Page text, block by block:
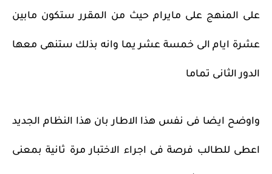
على المنهج على مايرام حيث من المقرر ستكون مابين
عشرة ايام الى خمسة عشر يما وانه بذلك ستنهى معها
الدور الثانى تماما
واوضح ايضا فى نفس هذا الاطار بان هذا النظام الجديد
اعطى للطالب فرصة فى اجراء الاختبار مرة ثانية بمعنى